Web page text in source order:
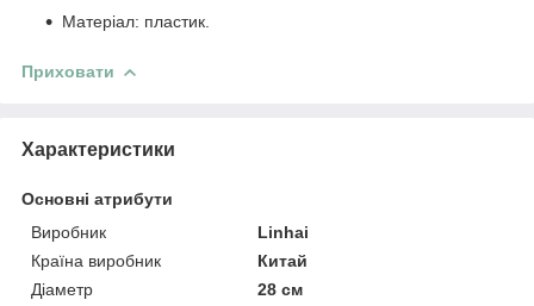
Матеріал: пластик.
Приховати
Характеристики
Основні атрибути
Виробник
Linhai
Країна виробник
Китай
Діаметр
28 см